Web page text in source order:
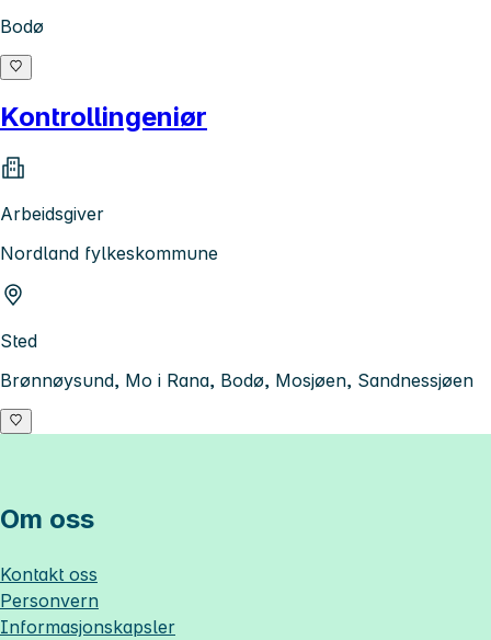
Bodø
Kontrollingeniør
Arbeidsgiver
Nordland fylkeskommune
Sted
Brønnøysund, Mo i Rana, Bodø, Mosjøen, Sandnessjøen
Om oss
Kontakt oss
Personvern
Informasjonskapsler